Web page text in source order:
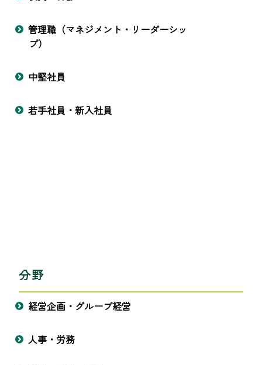
管理職（マネジメント・リーダーシッ
プ）
中堅社員
若手社員・新入社員
分野
経営企画・グループ経営
人事・労務